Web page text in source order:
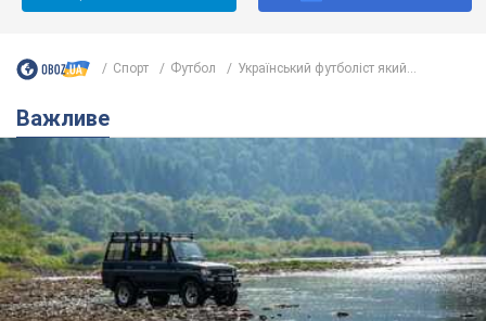
Спорт Футбол Український футболіст який...
Важливе